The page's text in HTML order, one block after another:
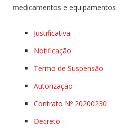
medicamentos e equipamentos
Justificativa
Notificação
Termo de Suspensão
Autorização
Contrato Nº 20200230
Decreto